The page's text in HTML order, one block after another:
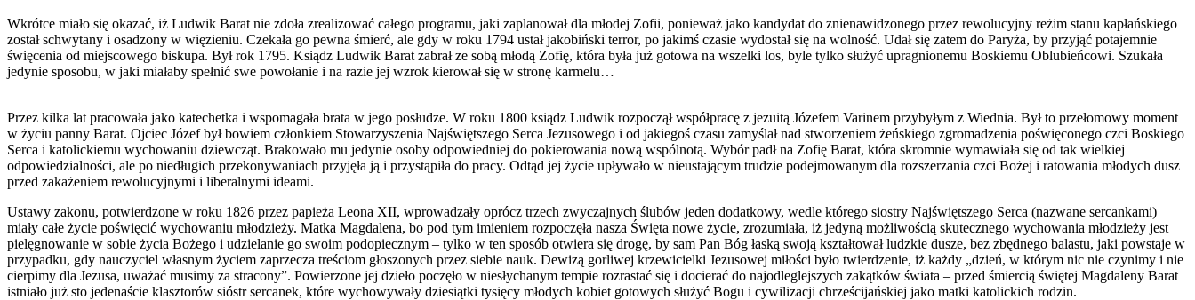
Wkrótce miało się okazać, iż Ludwik Barat nie zdoła zrealizować całego programu, jaki zaplanował dla młodej Zofii, ponieważ jako kandydat do znienawidzonego przez rewolucyjny reżim stanu kapłańskiego
został schwytany i osadzony w więzieniu. Czekała go pewna śmierć, ale gdy w roku 1794 ustał jakobiński terror, po jakimś czasie wydostał się na wolność. Udał się zatem do Paryża, by przyjąć potajemnie
święcenia od miejscowego biskupa. Był rok 1795. Ksiądz Ludwik Barat zabrał ze sobą młodą Zofię, która była już gotowa na wszelki los, byle tylko służyć upragnionemu Boskiemu Oblubieńcowi. Szukała
jedynie sposobu, w jaki miałaby spełnić swe powołanie i na razie jej wzrok kierował się w stronę karmelu…
Przez kilka lat pracowała jako katechetka i wspomagała brata w jego posłudze. W roku 1800 ksiądz Ludwik rozpoczął współpracę z jezuitą Józefem Varinem przybyłym z Wiednia. Był to przełomowy moment
w życiu panny Barat. Ojciec Józef był bowiem członkiem Stowarzyszenia Najświętszego Serca Jezusowego i od jakiegoś czasu zamyślał nad stworzeniem żeńskiego zgromadzenia poświęconego czci Boskiego
Serca i katolickiemu wychowaniu dziewcząt. Brakowało mu jedynie osoby odpowiedniej do pokierowania nową wspólnotą. Wybór padł na Zofię Barat, która skromnie wymawiała się od tak wielkiej
odpowiedzialności, ale po niedługich przekonywaniach przyjęła ją i przystąpiła do pracy. Odtąd jej życie upływało w nieustającym trudzie podejmowanym dla rozszerzania czci Bożej i ratowania młodych dusz
przed zakażeniem rewolucyjnymi i liberalnymi ideami.
Ustawy zakonu, potwierdzone w roku 1826 przez papieża Leona XII, wprowadzały oprócz trzech zwyczajnych ślubów jeden dodatkowy, wedle którego siostry Najświętszego Serca (nazwane sercankami)
miały całe życie poświęcić wychowaniu młodzieży. Matka Magdalena, bo pod tym imieniem rozpoczęła nasza Święta nowe życie, zrozumiała, iż jedyną możliwością skutecznego wychowania młodzieży jest
pielęgnowanie w sobie życia Bożego i udzielanie go swoim podopiecznym – tylko w ten sposób otwiera się drogę, by sam Pan Bóg łaską swoją kształtował ludzkie dusze, bez zbędnego balastu, jaki powstaje w
przypadku, gdy nauczyciel własnym życiem zaprzecza treściom głoszonych przez siebie nauk. Dewizą gorliwej krzewicielki Jezusowej miłości było twierdzenie, iż każdy „dzień, w którym nic nie czynimy i nie
cierpimy dla Jezusa, uważać musimy za stracony”. Powierzone jej dzieło poczęło w niesłychanym tempie rozrastać się i docierać do najodleglejszych zakątków świata – przed śmiercią świętej Magdaleny Barat
istniało już sto jedenaście klasztorów sióstr sercanek, które wychowywały dziesiątki tysięcy młodych kobiet gotowych służyć Bogu i cywilizacji chrześcijańskiej jako matki katolickich rodzin.